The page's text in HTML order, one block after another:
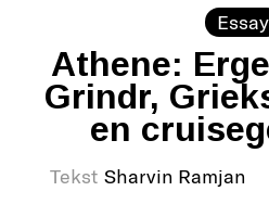
Essay
Athene:
Grindr,
en
Tekst Sharvin Ramjan